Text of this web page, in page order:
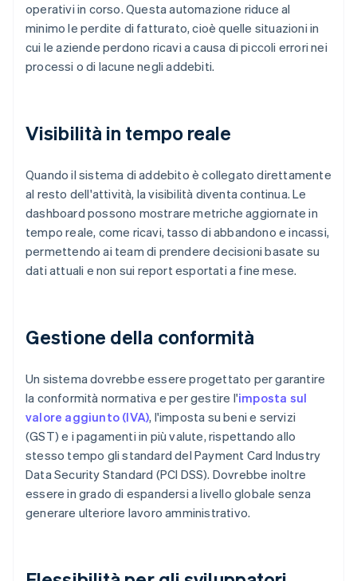
operativi in corso. Questa automazione riduce al
minimo le perdite di fatturato, cioè quelle situazioni in
cui le aziende perdono ricavi a causa di piccoli errori nei
processi o di lacune negli addebiti.
Visibilità in tempo reale
Quando il sistema di addebito è collegato direttamente
al resto dell'attività, la visibilità diventa continua. Le
dashboard possono mostrare metriche aggiornate in
tempo reale, come ricavi, tasso di abbandono e incassi,
permettendo ai team di prendere decisioni basate su
dati attuali e non sui report esportati a fine mese.
Gestione della conformità
Un sistema dovrebbe essere progettato per garantire
la conformità normativa e per gestire l'imposta sul
valore aggiunto (IVA), l'imposta su beni e servizi
(GST) e i pagamenti in più valute, rispettando allo
stesso tempo gli standard del Payment Card Industry
Data Security Standard (PCI DSS). Dovrebbe inoltre
essere in grado di espandersi a livello globale senza
generare ulteriore lavoro amministrativo.